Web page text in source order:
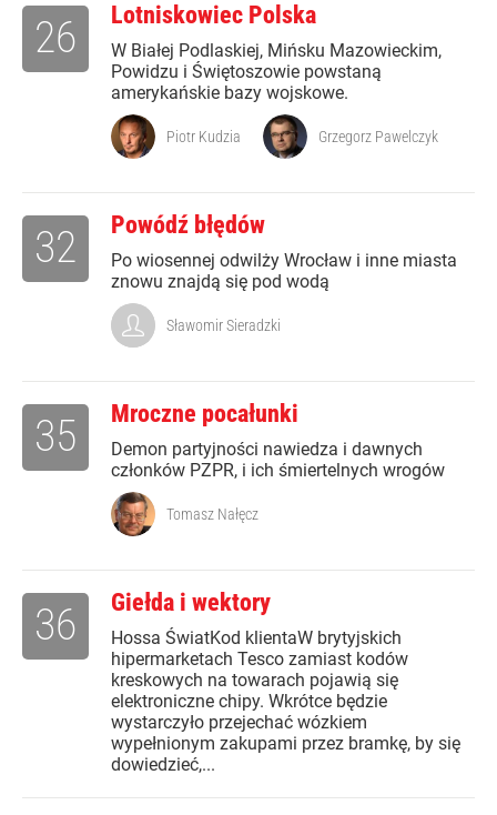
Lotniskowiec Polska
W Białej Podlaskiej, Mińsku Mazowieckim,
Powidzu i Świętoszowie powstaną
amerykańskie bazy wojskowe.
26
Piotr Kudzia Grzegorz Pawelczyk
Powódź błędów
Po wiosennej odwilży Wrocław i inne miasta
znowu znajdą się pod wodą
32
Sławomir Sieradzki
Mroczne pocałunki
Demon partyjności nawiedza i dawnych
członków PZPR, i ich śmiertelnych wrogów
35
Tomasz Nałęcz
Giełda i wektory
Hossa ŚwiatKod klientaW brytyjskich
hipermarketach Tesco zamiast kodów
kreskowych na towarach pojawią się
elektroniczne chipy. Wkrótce będzie
wystarczyło przejechać wózkiem
wypełnionym zakupami przez bramkę, by się
dowiedzieć,...
36